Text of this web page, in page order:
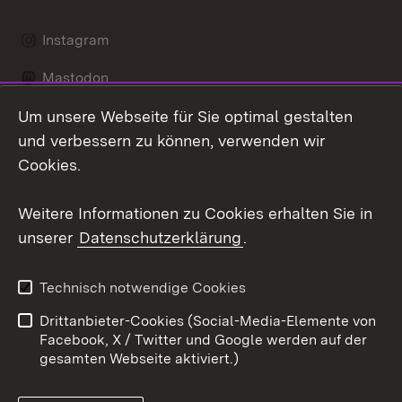
Instagram
Mastodon
Messenger
Kontakt
Impressum
Cookies
Um unsere Webseite für Sie optimal gestalten
und verbessern zu können, verwenden wir
Cookies.
Weitere Informationen zu Cookies erhalten Sie in
unserer Datenschutzerklärung.
Technisch notwendige Cookies
Drittanbieter-Cookies (Social-Media-Elemente von
Facebook, X / Twitter und Google werden auf der
gesamten Webseite aktiviert.)